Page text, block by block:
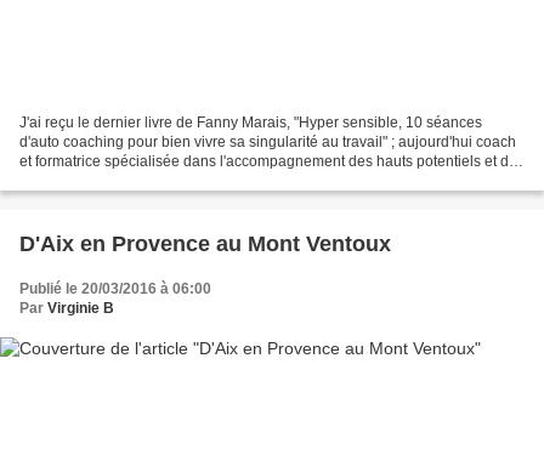
J'ai reçu le dernier livre de Fanny Marais, "Hyper sensible, 10 séances
d'auto coaching pour bien vivre sa singularité au travail" ; aujourd'hui coach
et formatrice spécialisée dans l'accompagnement des hauts potentiels et des
D'Aix en Provence au Mont Ventoux
Publié le 20/03/2016 à 06:00
Par Virginie B